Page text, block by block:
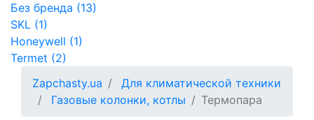
Без бренда (13)
SKL (1)
Honeywell (1)
Termet (2)
Zapchasty.ua
Для климатической техники
Газовые колонки, котлы
Термопара